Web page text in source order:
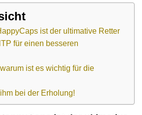
ist der ultimative Retter
für einen besseren
ist es wichtig für die
bei der Erholung!